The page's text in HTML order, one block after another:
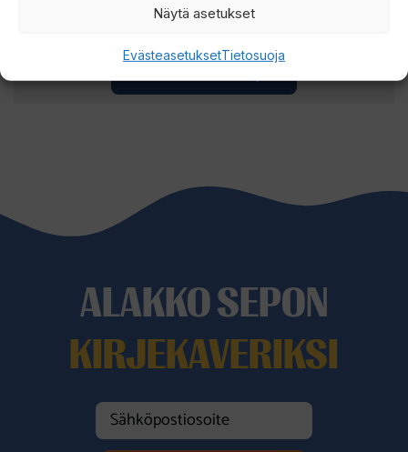
Näytä asetukset
EvästeasetuksetTietosuoja
ALAKKO SEPON
KIRJEKAVERIKSI